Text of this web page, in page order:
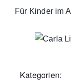
Für Kinder im
Kategorien: